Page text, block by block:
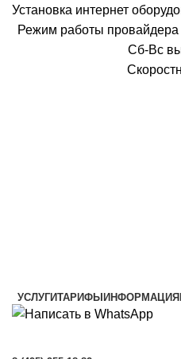
Установка интернет
Режим работы
Сб-Вс
УСЛУГИТАРИФЫИНФОРМАЦИЯ